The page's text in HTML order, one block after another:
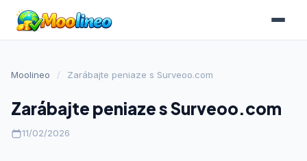
Moolineo / Zarábajte peniaze s Surveoo.com
Zarábajte peniaze s Surveoo.com
11/02/2026